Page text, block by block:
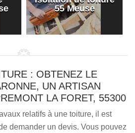
55 Meuse
: OBTENEZ LE
UN ARTISAN
LA FORET, 55300
relatifs à une toiture, il est
demander un devis. Vous pouvez